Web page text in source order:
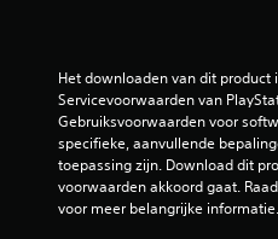
Het downloaden van dit product
Servicevoorwaarden van
Gebruiksvoorwaarden voor
specifieke, aanvullende
toepassing zijn. Download dit
voorwaarden akkoord gaat.
voor meer belangrijke informatie.